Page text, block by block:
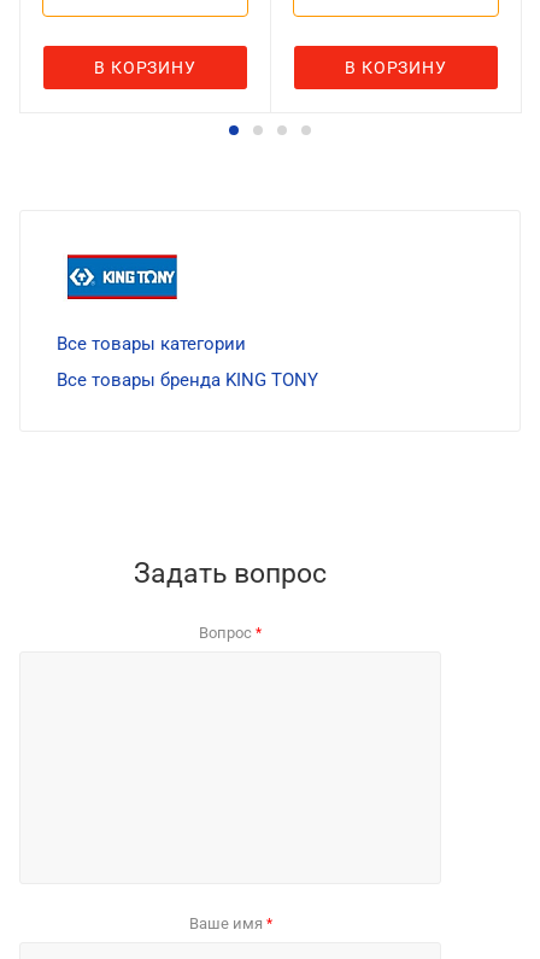
В КОРЗИНУ В КОРЗИНУ
Все товары категории
Все товары бренда KING TONY
Задать вопрос
Вопрос *
Ваше имя *